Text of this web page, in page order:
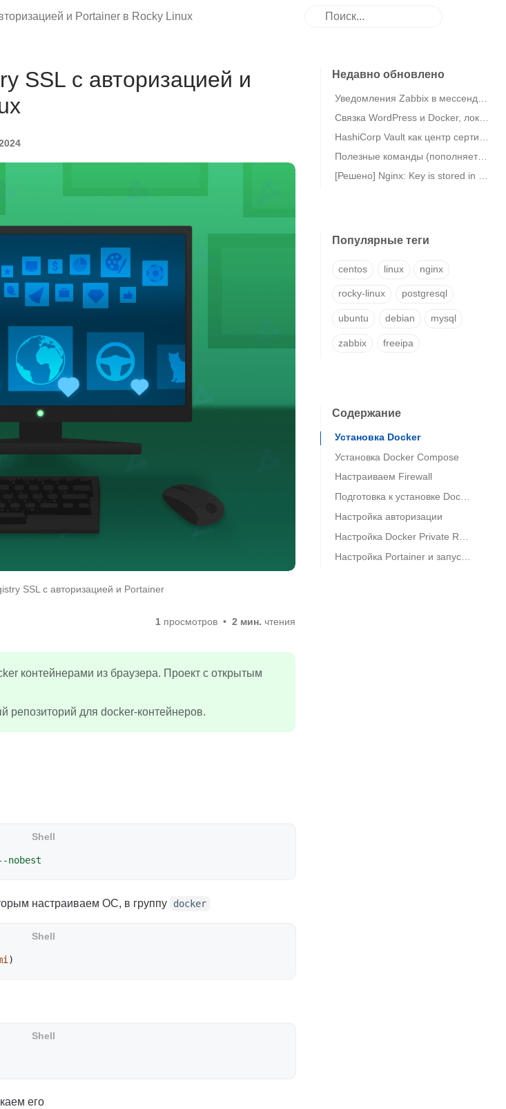
и Portainer в Rocky Linux
SSL с авторизацией и
SSL с авторизацией и Portainer
1 просмотров 2 мин. чтения
контейнерами из браузера. Проект с открытым
репозиторий для docker-контейнеров.
nobest
настраиваем ОС, в группу docker
)
его
Недавно обновлено
Популярные теги
centos linux nginx
rocky-linux postgresql
ubuntu debian mysql
zabbix freeipa
Содержание
Установка Docker
Установка Docker Compose
Настраиваем Firewall
Подготовка к установке Docker Private Registry
Настройка авторизации